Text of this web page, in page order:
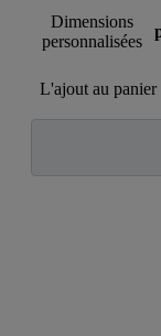
Dimensions
personnalisées
L'ajout au panier